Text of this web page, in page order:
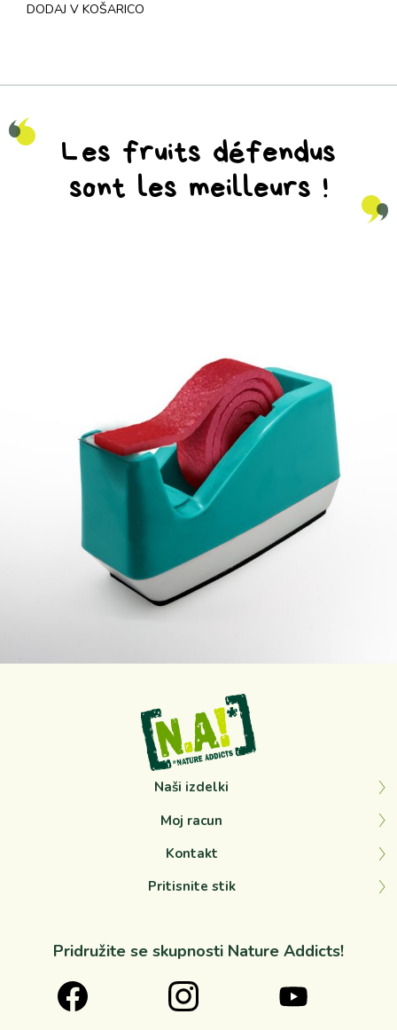
DODAJ V KOŠARICO
Les fruits défendus
sont les meilleurs !
Naši izdelki
Moj racun
Kontakt
Pritisnite stik
Pridružite se skupnosti Nature Addicts!